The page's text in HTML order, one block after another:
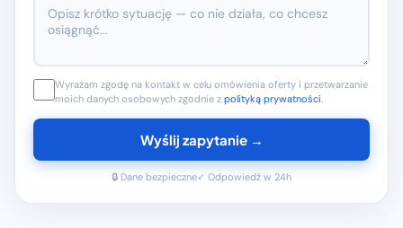
Wyrażam zgodę na kontakt w celu omówienia oferty i przetwarzanie
moich danych osobowych zgodnie z polityką prywatności
Wyślij zapytanie →
🔒 Dane bezpieczne✓ Odpowiedź w 24h